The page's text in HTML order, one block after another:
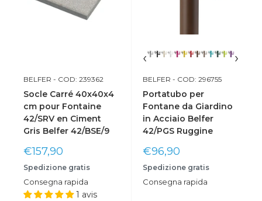
BELFER - COD: 239362
Socle Carré 40x40x4
cm pour Fontaine
42/SRV en Ciment
Gris Belfer 42/BSE/9
Prix
réduit
€157,90
Spedizione gratis
Consegna rapida
1 avis
‹ ›
BELFER - COD: 296755
Portatubo per
Fontane da Giardino
in Acciaio Belfer
42/PGS Ruggine
Prix
réduit
€96,90
Spedizione gratis
Consegna rapida